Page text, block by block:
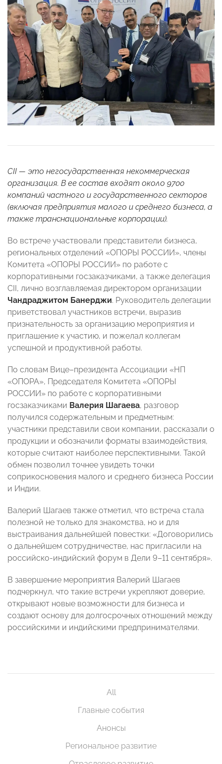
CII — это негосударственная некоммерческая
организация. В ее состав входят около 9700
компаний частного и государственного секторов
(включая предприятия малого и среднего бизнеса, а
также транснациональные корпорации).
Во встрече участвовали представители бизнеса,
региональных отделений «ОПОРЫ РОССИИ», члены
Комитета «ОПОРЫ РОССИИ» по работе с
корпоративными госзаказчиками, а также делегация
CII, лично возглавляемая директором организации
Чандраджитом Банерджи. Руководитель делегации
приветствовал участников встречи, выразив
признательность за организацию мероприятия и
приглашение к участию, и пожелал коллегам
успешной и продуктивной работы.
По словам Вице–президента Ассоциации «НП
«ОПОРА», Председателя Комитета «ОПОРЫ
РОССИИ» по работе с корпоративными
госзаказчиками Валерия Шагаева, разговор
получился содержательным и предметным:
участники представили свои компании, рассказали о
продукции и обозначили форматы взаимодействия,
которые считают наиболее перспективными. Такой
обмен позволил точнее увидеть точки
соприкосновения малого и среднего бизнеса России
и Индии.
Валерий Шагаев также отметил, что встреча стала
полезной не только для знакомства, но и для
выстраивания дальнейшей повестки: «Договорились
о дальнейшем сотрудничестве, нас пригласили на
российско-индийский форум в Дели 9–11 сентября».
В завершение мероприятия Валерий Шагаев
подчеркнул, что такие встречи укрепляют доверие,
открывают новые возможности для бизнеса и
создают основу для долгосрочных отношений между
российскими и индийскими предпринимателями.
All
Главные события
Анонсы
Региональное развитие